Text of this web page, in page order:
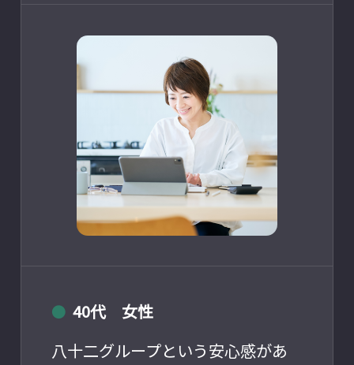
● 40代 女性
八十二グループという安心感があ